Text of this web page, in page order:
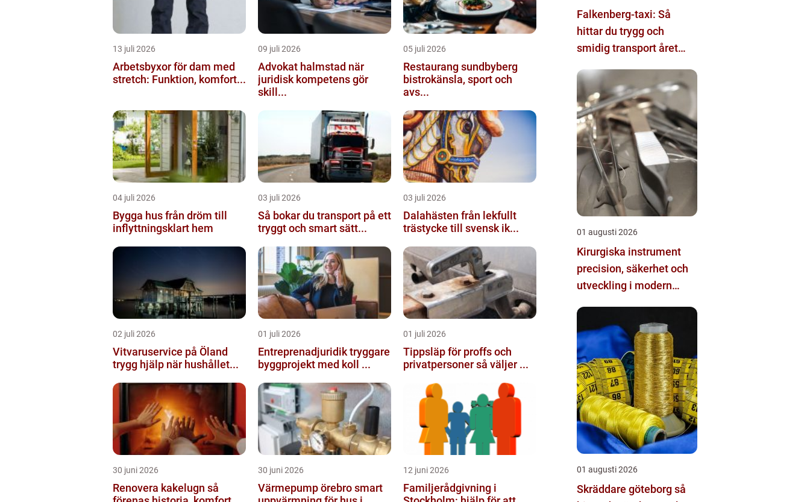
13 juli 2026
Arbetsbyxor för dam med
stretch: Funktion, komfort...
09 juli 2026
Advokat halmstad när
juridisk kompetens gör
skill...
05 juli 2026
Restaurang sundbyberg
bistrokänsla, sport och
avs...
04 juli 2026
Bygga hus från dröm till
inflyttningsklart hem
03 juli 2026
Så bokar du transport på ett
tryggt och smart sätt...
03 juli 2026
Dalahästen från lekfullt
trästycke till svensk ik...
02 juli 2026
Vitvaruservice på Öland
trygg hjälp när hushållet...
01 juli 2026
Entreprenadjuridik tryggare
byggprojekt med koll ...
01 juli 2026
Tippsläp för proffs och
privatpersoner så väljer ...
30 juni 2026
Renovera kakelugn så
30 juni 2026
Värmepump örebro smart
12 juni 2026
Familjerådgivning i
Falkenberg-taxi: Så
hittar du trygg och
smidig transport året
01 augusti 2026
Kirurgiska instrument
precision, säkerhet och
utveckling i modern
01 augusti 2026
Skräddare göteborg så